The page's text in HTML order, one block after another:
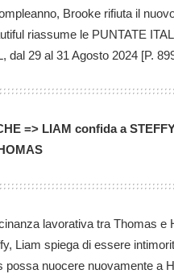
Brooke rifiuta il
riassume le PUNTATE
dal 29 al 31 Agosto 2024 [P.
=> LIAM confida a
lavorativa tra Thomas e
Liam spiega di essere
possa nuocere nuovamente a